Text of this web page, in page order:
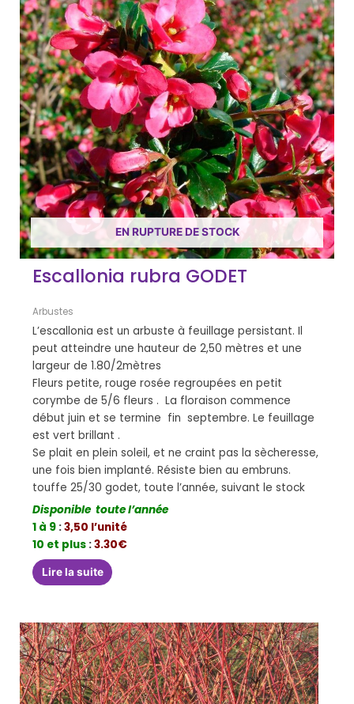
EN RUPTURE DE STOCK
Escallonia rubra GODET
Arbustes
L’escallonia est un arbuste à feuillage persistant. Il
peut atteindre une hauteur de 2,50 mètres et une
largeur de 1.80/2mètres
Fleurs petite, rouge rosée regroupées en petit
corymbe de 5/6 fleurs . La floraison commence
début juin et se termine fin septembre. Le feuillage
est vert brillant .
Se plait en plein soleil, et ne craint pas la sècheresse,
une fois bien implanté. Résiste bien au embruns.
touffe 25/30 godet, toute l’année, suivant le stock
Disponible toute l’année
1 à 9 :3,50 l’unité
10 et plus :3.30€
Lire la suite